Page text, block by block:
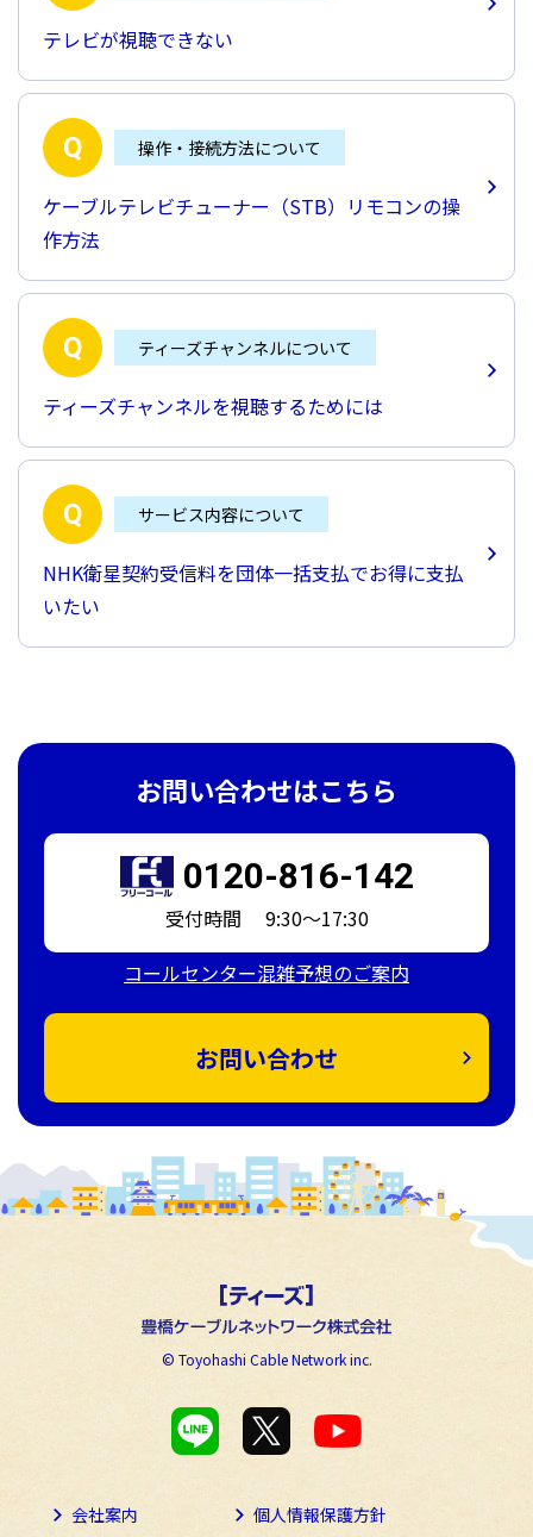
テレビが視聴できない
操作・接続方法について
ケーブルテレビチューナー（STB）リモコンの操
作方法
ティーズチャンネルについて
ティーズチャンネルを視聴するためには
サービス内容について
NHK衛星契約受信料を団体一括支払でお得に支払
いたい
お問い合わせはこちら
0120-816-142
受付時間 9:30～17:30
コールセンター混雑予想のご案内
お問い合わせ
© Toyohashi Cable Network inc.
会社案内 個人情報保護方針